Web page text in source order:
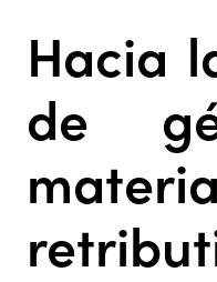
Hacia
de
materia